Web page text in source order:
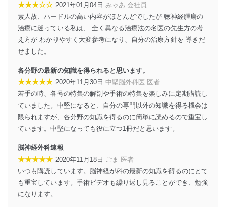
法令遵守
当社は、個人情報に関連する法令、国が定める指針及び
その他の規範を遵守します。また、当社の管理の仕組み
に、これらの法令及びその他の規範を常に適合させま
個人情報の安全管理措置
当社は、個人情報の正確性及び安全性を確保するため
に、下記セキュリティ対策をはじめとする安全対策を実
施し、個人情報の漏えい、滅失またはき損の防止及び是
正に努めます。
個人データを取り扱うことのできる機器及び当該
機器を取り扱う従業者を明確化し、 個人データへ
の不要なアクセスを防止しています。
アクセス者の識別と認証
機器に標準装備されているユーザー制御機能（ユ
★★★☆☆ 2021年01月04日 みゃあ 会社員
素人故、ハードルの高い内容がほとんどでしたが 聴神経腫瘍の
治療に迷っている私は、 全く異なる治療法の名医の先生方の考
え方が わかりやすく大変参考になり、自分の治療方針を 導きだ
せました。
各分野の最新の知識を得られると思います。
★★★★★ 2020年11月30日 中堅脳外科医 医者
若手の時、各号の特集の解剖や手術の特集を楽しみに定期購読し
ていました。中堅になると、自分の専門以外の知識を得る機会は
限られますが、各分野の知識を得るのに簡単に読めるので重宝し
ています。中堅になっても役に立つ1冊だと思います。
脳神経外科速報
★★★★★ 2020年11月18日 ごま 医者
いつも購読しています。脳神経が科の最新の知識を得るのにとて
も重宝しています。手術ビデオも繰り返し見ることができ、勉強
になります。